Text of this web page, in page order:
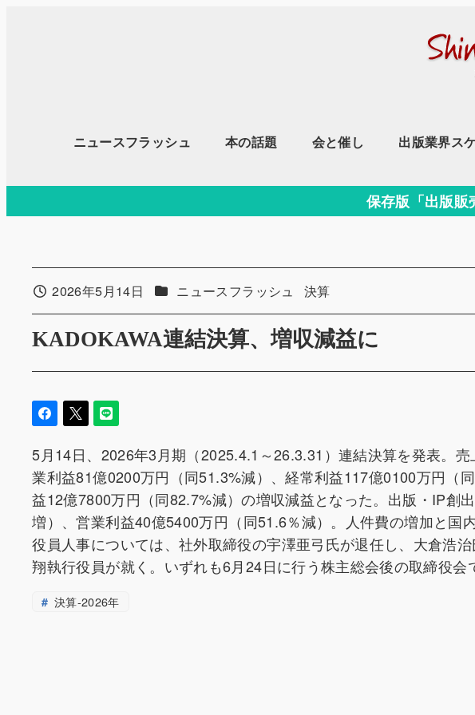
移
ニュースフラッシュ 本の話題 会と催し 出版業界ス
保存版「出版販
KADOKAWA連結決算、増収減益に
投稿日2026年5月14日 カテゴリー
ニュースフラッシュ カテゴリー
決算
5月14日、2026年3月期（2025.4.1～26.3.31）連結決算を発表。
業利益81億0200万円（同51.3%減）、経常利益117億0100万円（
益12億7800万円（同82.7%減）の増収減益となった。出版・IP創
増）、営業利益40億5400万円（同51.6％減）。人件費の増加と国
役員人事については、社外取締役の宇澤亜弓氏が退任し、大倉浩
翔執行役員が就く。いずれも6月24日に行う株主総会後の取締役会
決算-2026年